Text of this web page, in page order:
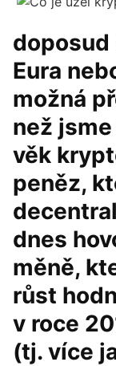
doposud
Eura
možná
než
věk
peněz,
dnes
měně,
růst
v roce
(tj. více